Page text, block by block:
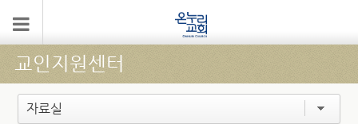
교인지원센터
자료실